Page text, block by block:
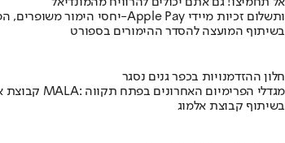
יחסי הימור משופרים, הפקדות ב-Apple Pay ותשלום זכיות מיידי
בשיתוף המועצה להסדר ההימורים בספורט
חלון ההזדמנויות בכפר גנים נסגר
קבוצת אלמוג מציגה את פרויקט MALA: מגדלי הפרימיום האחרונים בפתח תקווה
בשיתוף קבוצת אלמוג